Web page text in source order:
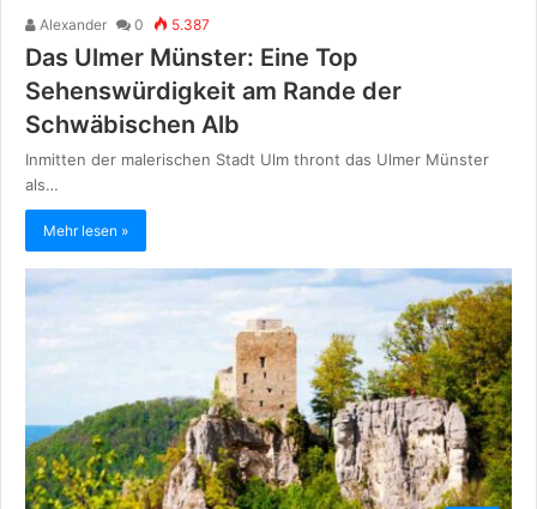
Alexander 0 5.387
Das Ulmer Münster: Eine Top
Sehenswürdigkeit am Rande der
Schwäbischen Alb
Inmitten der malerischen Stadt Ulm thront das Ulmer Münster
als…
Mehr lesen »